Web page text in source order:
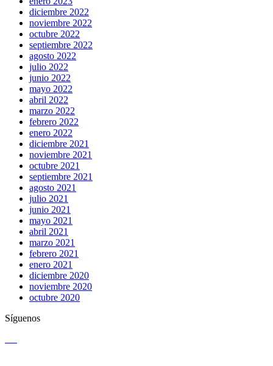
diciembre 2022
noviembre 2022
octubre 2022
septiembre 2022
agosto 2022
julio 2022
junio 2022
mayo 2022
abril 2022
marzo 2022
febrero 2022
enero 2022
diciembre 2021
noviembre 2021
octubre 2021
septiembre 2021
agosto 2021
julio 2021
junio 2021
mayo 2021
abril 2021
marzo 2021
febrero 2021
enero 2021
diciembre 2020
noviembre 2020
octubre 2020
Síguenos